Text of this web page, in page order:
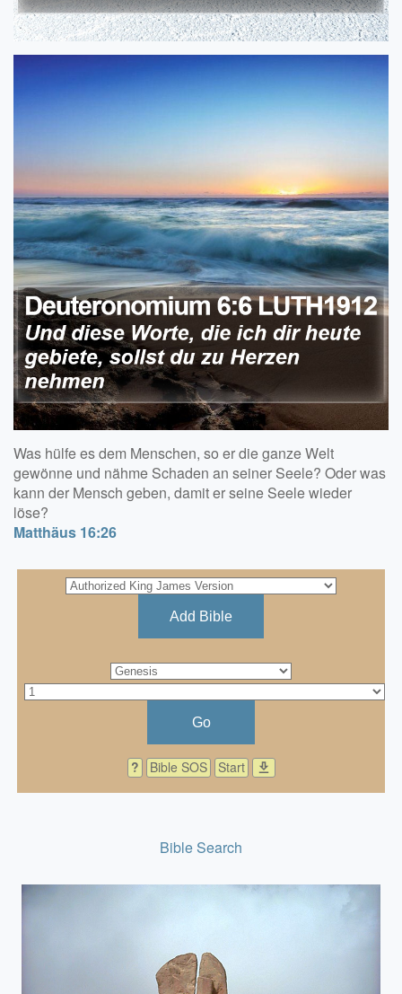
Was hülfe es dem Menschen, so er die ganze Welt
gewönne und nähme Schaden an seiner Seele? Oder was
kann der Mensch geben, damit er seine Seele wieder
löse?
Matthäus 16:26
Add Bible
Go
? Bible SOS Start download
Bible Search